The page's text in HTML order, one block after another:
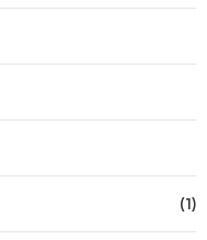
(1)